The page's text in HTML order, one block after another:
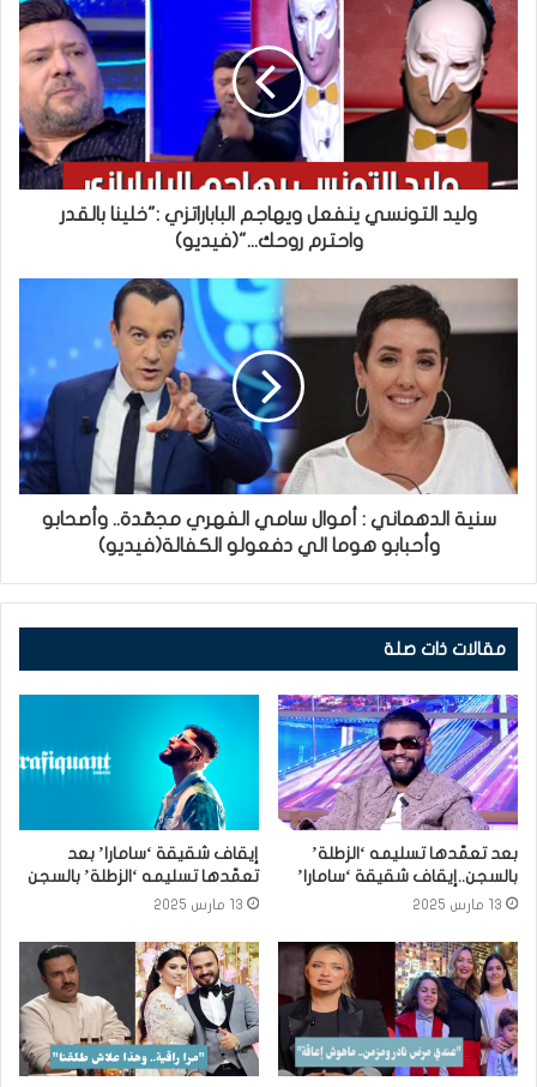
وليد التونسي ينفعل ويهاجم الباباراتزي :"خلينا بالقدر
واحترم روحك..."(فيديو)
سنية الدهماني : أموال سامي الفهري مجمّدة.. وأصحابو
وأحبابو هوما الي دفعولو الكفالة(فيديو)
مقالات ذات صلة
بعد تعمّدها تسليمه ‘الزطلة’
بالسجن..إيقاف شقيقة ‘سامارا’
13 مارس 2025
إيقاف شقيقة ‘سامارا’ بعد
تعمّدها تسليمه ‘الزطلة’ بالسجن
13 مارس 2025